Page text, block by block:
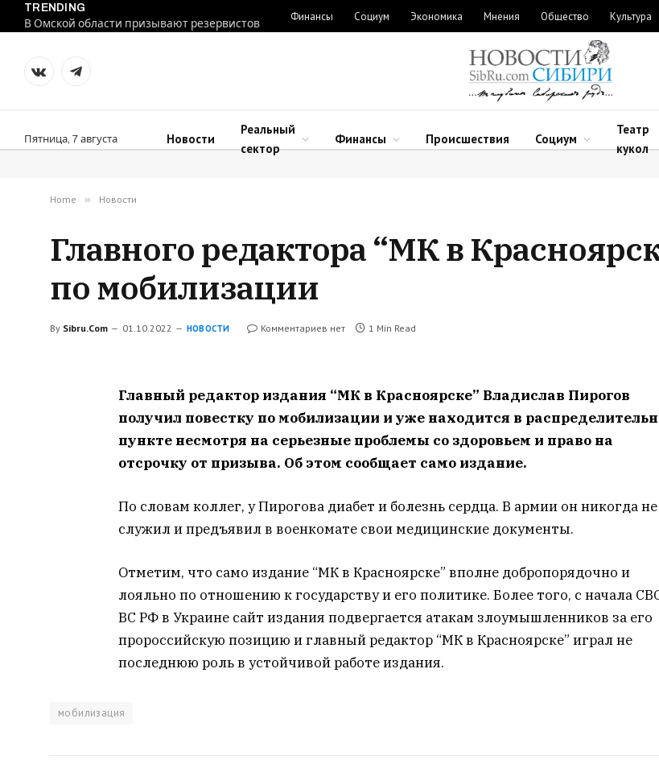
TRENDING
В Омской области призывают резервистов
Финансы Социум Экономика Мнения Общество Культура
VKontakteTelegram
Пятница, 7 августа Новости
Реальный
сектор
Финансы Происшествия Социум
Театр
кукол
Home » Новости
Главного редактора “МК в
по мобилизации
By Sibru.Com 01.10.2022 НОВОСТИ Комментариев нет 1 Min Read
Главный редактор издания “МК в Красноярске” Владислав Пирогов
получил повестку по мобилизации и уже находится в
пункте несмотря на серьезные проблемы со здоровьем и право на
отсрочку от призыва. Об этом сообщает само издание.
По словам коллег, у Пирогова диабет и болезнь сердца. В армии он никогда не
служил и предъявил в военкомате свои медицинские документы.
Отметим, что само издание “МК в Красноярске” вполне добропорядочно и
лояльно по отношению к государству и его политике. Более того, с начала
ВС РФ в Украине сайт издания подвергается атакам злоумышленников за его
пророссийскую позицию и главный редактор “МК в Красноярске” играл не
последнюю роль в устойчивой работе издания.
мобилизация